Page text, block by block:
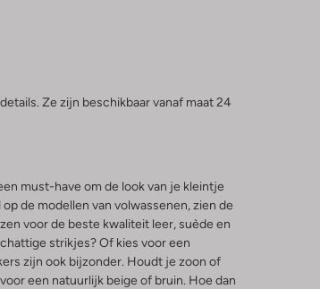
Ze zijn beschikbaar vanaf maat 24
must-have om de look van je kleintje
de modellen van volwassenen, zien de
voor de beste kwaliteit leer, suède en
strikjes? Of kies voor een
zijn ook bijzonder. Houdt je zoon of
een natuurlijk beige of bruin. Hoe dan